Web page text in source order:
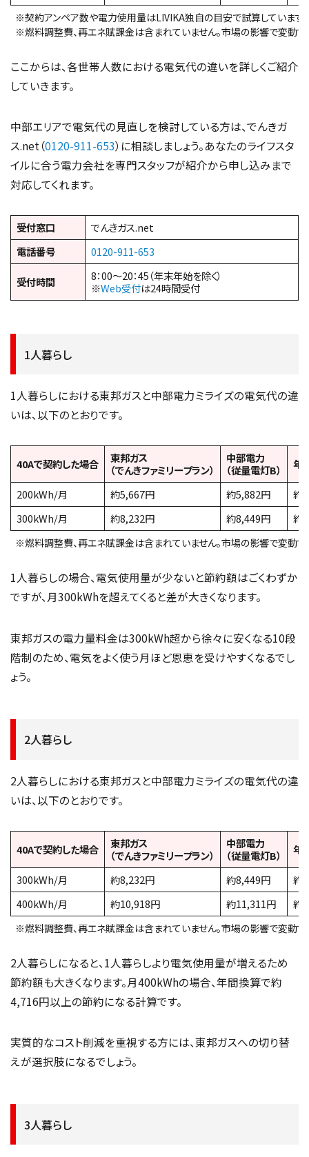
※契約アンペア数や電力使用量はLIVIKA独自の目安で試算しています。
※燃料調整費、再エネ賦課金は含まれていません。市場の影響で変動す
ここからは、各世帯人数における電気代の違いを詳しくご紹介
していきます。
中部エリアで電気代の見直しを検討している方は、でんきガ
ス.net（0120-911-653）に相談しましょう。あなたのライフスタ
イルに合う電力会社を専門スタッフが紹介から申し込みまで
対応してくれます。
受付窓口
でんきガス.net
電話番号
0120-911-653
受付時間
8：00～20：45（年末年始を除く）
※Web受付は24時間受付
1人暮らし
1人暮らしにおける東邦ガスと中部電力ミライズの電気代の違
いは、以下のとおりです。
40Aで契約した場合
東邦ガス
（でんきファミリープラン）
中部電力
（従量電灯B）
年
200kWh/月 約5,667円 約5,882円
約
300kWh/月
約8,232円 約8,449円 約
※燃料調整費、再エネ賦課金は含まれていません。市場の影響で変動す
1人暮らしの場合、電気使用量が少ないと節約額はごくわずか
ですが、月300kWhを超えてくると差が大きくなります。
東邦ガスの電力量料金は300kWh超から徐々に安くなる10段
階制のため、電気をよく使う月ほど恩恵を受けやすくなるでし
ょう。
2人暮らし
2人暮らしにおける東邦ガスと中部電力ミライズの電気代の違
いは、以下のとおりです。
40Aで契約した場合
東邦ガス
（でんきファミリープラン）
中部電力
（従量電灯B）
年
300kWh/月 約8,232円 約8,449円
約
400kWh/月
約10,918円 約11,311円 約
※燃料調整費、再エネ賦課金は含まれていません。市場の影響で変動す
2人暮らしになると、1人暮らしより電気使用量が増えるため
節約額も大きくなります。月400kWhの場合、年間換算で約
4,716円以上の節約になる計算です。
実質的なコスト削減を重視する方には、東邦ガスへの切り替
えが選択肢になるでしょう。
3人暮らし